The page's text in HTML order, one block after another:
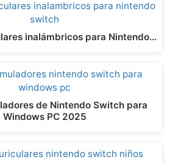
inalámbricos para Nintendo…
de Nintendo Switch para
Windows PC 2025